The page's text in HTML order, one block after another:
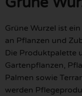
Grüne Wurzel ist
an Pflanzen und
Die Produktpalette
Gartenpflanzen,
Palmen sowie
werden